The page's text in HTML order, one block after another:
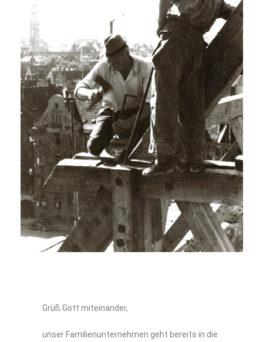
Grüß Gott miteinander,
unser Familienunternehmen geht bereits in die